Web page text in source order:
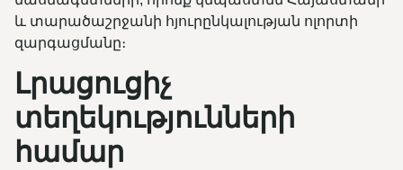
և տարածաշրջանի հյուրընկալության ոլորտի
զարգացմանը։
Լրացուցիչ
տեղեկությունների
համար